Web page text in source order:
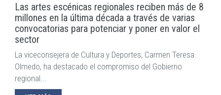
Las artes escénicas regionales reciben más de 8
millones en la última década a través de varias
convocatorias para potenciar y poner en valor el
sector
La viceconsejera de Cultura y Deportes, Carmen Teresa
Olmedo, ha destacado el compromiso del Gobierno
regional...